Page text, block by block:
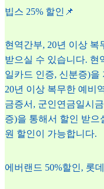
빕스 25% 할인📌
현역간부, 20년 이상 복
받으실 수 있습니다. 현
일카드 인증, 신분증)을
20년 이상 복무한 예비
금증서, 군인연금일시
증)을 통해서 할인 받으
원 할인이 가능합니다.
에버랜드 50%할인, 롯